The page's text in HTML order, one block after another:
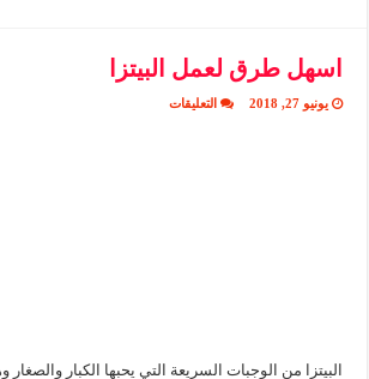
اسهل طرق لعمل البيتزا
يونيو 27, 2018 التعليقاتعلى
البيتزا من الوجبات السريعة التي يحبها الكبار